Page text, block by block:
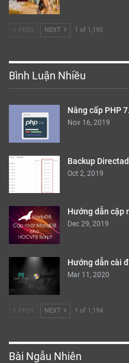
PREV NEXT 1 of 1,195
Bình Luận Nhiều
Nâng cấp PHP
Nov 16, 2019
Backup
Oct 2, 2019
Hướng dẫn cập
Dec 29, 2019
Hướng dẫn cài
Mar 11, 2020
PREV NEXT 1 of 1,194
Bài Ngẫu Nhiên